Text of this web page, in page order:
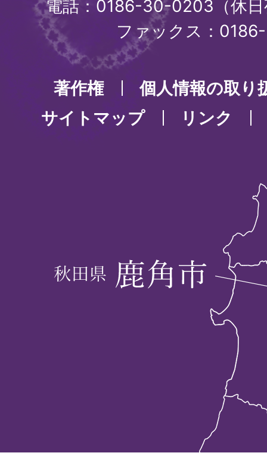
電話：0186-30-0203（休
ファックス：
著作権
個人情報の取り
サイトマップ
リンク